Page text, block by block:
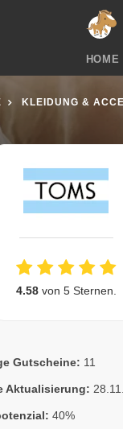
HOME
KLEIDUNG &
4.58von 5 Sternen.
Gutscheine: 11
Aktualisierung:
40%